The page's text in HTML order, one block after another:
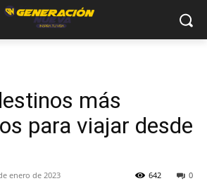
más
para viajar desde
enero de 2023 0
642